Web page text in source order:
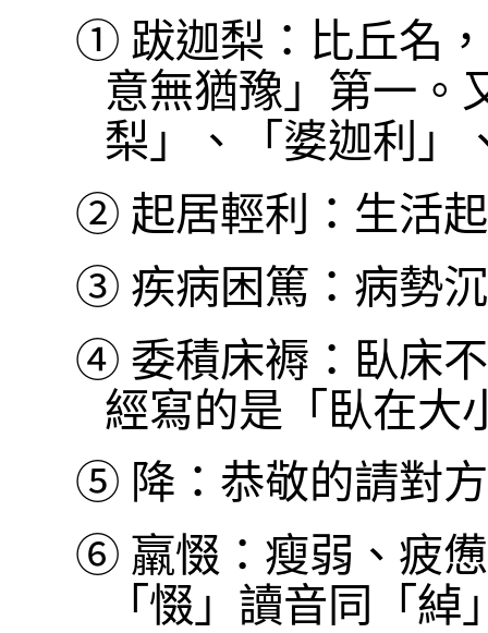
① 跋迦梨：比丘名
意無猶豫」第一。
梨」、「婆迦利」
② 起居輕利：生活
③ 疾病困篤：病勢
④ 委積床褥：臥床
經寫的是「臥在大
⑤ 降：恭敬的請對
⑥ 羸惙：瘦弱、疲
「惙」讀音同「綽